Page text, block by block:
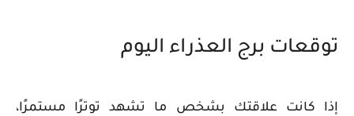
توقعات برج العذراء اليوم
إذا كانت علاقتك بشخص ما تشهد توترًا مستمرًا،